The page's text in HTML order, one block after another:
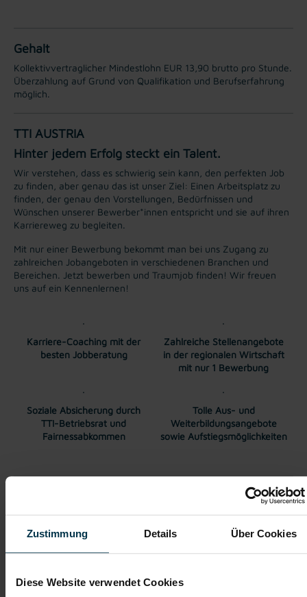
Zustimmung Details Über Cookies
Diese Website verwendet Cookies
Gehalt
Kollektivvertraglicher Mindestlohn EUR 13,90 brutto pro Stunde.
Überzahlung auf Grund von Qualifikation und Berufserfahrung
möglich.
TTI AUSTRIA
Hinter jedem Erfolg steckt ein Talent.
Wir verstehen, dass es schwierig sein kann, den perfekten Job
zu finden, aber genau das ist unser Ziel: Einen Arbeitsplatz zu
finden, der genau den Vorstellungen, Bedürfnissen und
Wünschen unserer Bewerber*innen entspricht und sie auf ihren
Karriereweg zu begleiten.
Mit nur einer Bewerbung bekommt man bei uns Zugang zu
zahlreichen Jobangeboten in verschiedenen Branchen und
Bereichen. Jetzt bewerben und Traumjob finden! Wir freuen
uns auf ein Kennenlernen!
Karriere-Coaching mit der
besten Jobberatung
Zahlreiche Stellenangebote
in der regionalen Wirtschaft
mit nur 1 Bewerbung
Soziale Absicherung durch
TTI-Betriebsrat und
Fairnessabkommen
Tolle Aus- und
Weiterbildungsangebote
sowie Aufstiegsmöglichkeiten
Kommissionierer (m/w/d)